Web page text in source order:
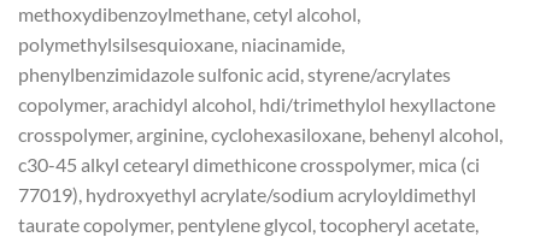
methoxydibenzoylmethane, cetyl alcohol,
polymethylsilsesquioxane, niacinamide,
phenylbenzimidazole sulfonic acid, styrene/acrylates
copolymer, arachidyl alcohol, hdi/trimethylol hexyllactone
crosspolymer, arginine, cyclohexasiloxane, behenyl alcohol,
c30-45 alkyl cetearyl dimethicone crosspolymer, mica (ci
77019), hydroxyethyl acrylate/sodium acryloyldimethyl
taurate copolymer, pentylene glycol, tocopheryl acetate,